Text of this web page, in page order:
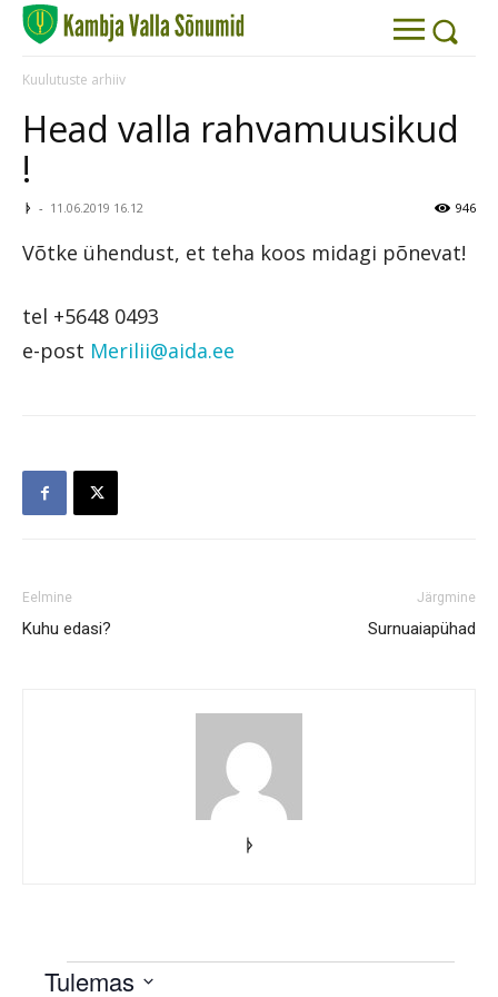
Kuulutuste arhiiv
Head valla rahvamuusikud
!
ᚦ - 11.06.2019 16.12 946
Võtke ühendust, et teha koos midagi põnevat!
tel +5648 0493
e-post Merilii@aida.ee
Eelmine
Kuhu edasi?
Järgmine
Surnuaiapühad
ᚦ
Sündmused
Tulemas